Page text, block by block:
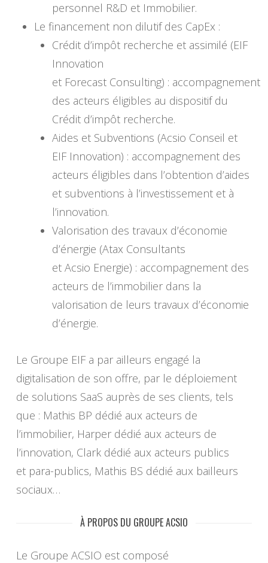
personnel R&D et Immobilier.
Le financement non dilutif des CapEx :
Crédit d’impôt recherche et assimilé (EIF
Innovation
et Forecast Consulting) : accompagnement
des acteurs éligibles au dispositif du
Crédit d’impôt recherche.
Aides et Subventions (Acsio Conseil et
EIF Innovation) : accompagnement des
acteurs éligibles dans l’obtention d’aides
et subventions à l’investissement et à
l’innovation.
Valorisation des travaux d’économie
d’énergie (Atax Consultants
et Acsio Energie) : accompagnement des
acteurs de l’immobilier dans la
valorisation de leurs travaux d’économie
d’énergie.
Le Groupe EIF a par ailleurs engagé la
digitalisation de son offre, par le déploiement
de solutions SaaS auprès de ses clients, tels
que : Mathis BP dédié aux acteurs de
l’immobilier, Harper dédié aux acteurs de
l’innovation, Clark dédié aux acteurs publics
et para-publics, Mathis BS dédié aux bailleurs
sociaux…
À PROPOS DU GROUPE ACSIO
Le Groupe ACSIO est composé